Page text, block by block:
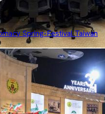
Spring-FestivalTaiwan